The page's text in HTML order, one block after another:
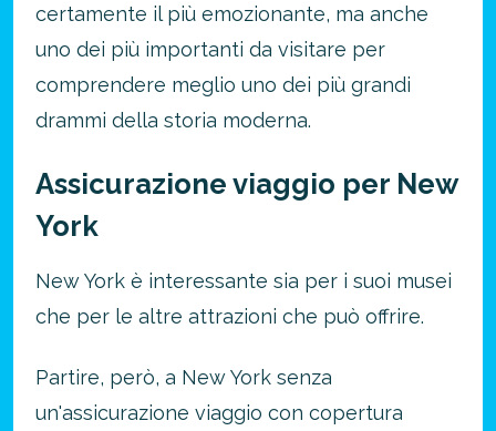
certamente il più emozionante, ma anche
uno dei più importanti da visitare per
comprendere meglio uno dei più grandi
drammi della storia moderna.
Assicurazione viaggio per New
York
New York è interessante sia per i suoi musei
che per le altre attrazioni che può offrire.
Partire, però, a New York senza
un'assicurazione viaggio con copertura